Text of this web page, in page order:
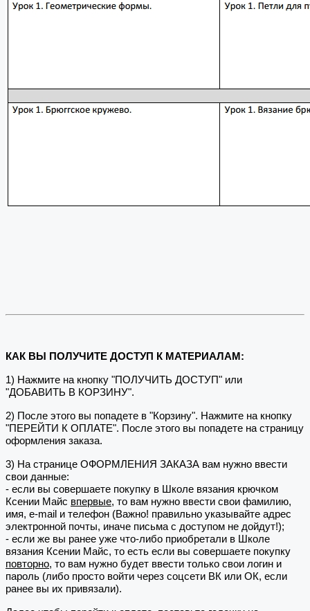
КАК ВЫ ПОЛУЧИТЕ ДОСТУП К МАТЕРИАЛАМ:
1) Нажмите на кнопку "ПОЛУЧИТЬ ДОСТУП" или
"ДОБАВИТЬ В КОРЗИНУ".
2) После этого вы попадете в "Корзину". Нажмите на кнопку
"ПЕРЕЙТИ К ОПЛАТЕ". После этого вы попадете на страницу
оформления заказа.
3) На странице ОФОРМЛЕНИЯ ЗАКАЗА вам нужно ввести
свои данные:
- если вы совершаете покупку в Школе вязания крючком
Ксении Майс впервые, то вам нужно ввести свои фамилию,
имя, e-mail и телефон (Важно! правильно указывайте адрес
электронной почты, иначе письма с доступом не дойдут!);
- если же вы ранее уже что-либо приобретали в Школе
вязания Ксении Майс, то есть если вы совершаете покупку
повторно, то вам нужно будет ввести только свои логин и
пароль (либо просто войти через соцсети ВК или ОК, если
ранее вы их привязали).